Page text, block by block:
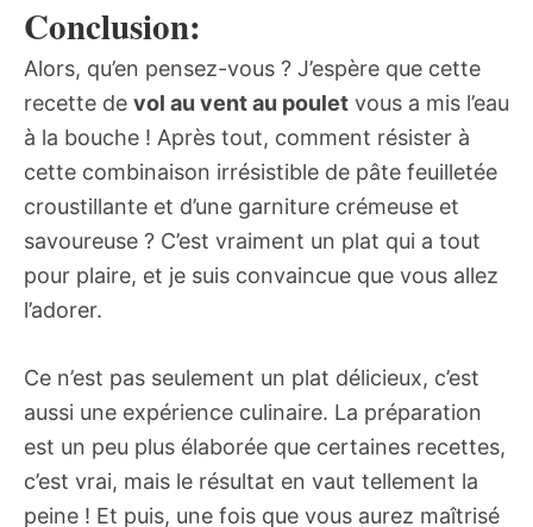
Conclusion:
Alors, qu’en pensez-vous ? J’espère que cette
recette de vol au vent au poulet vous a mis l’eau
à la bouche ! Après tout, comment résister à
cette combinaison irrésistible de pâte feuilletée
croustillante et d’une garniture crémeuse et
savoureuse ? C’est vraiment un plat qui a tout
pour plaire, et je suis convaincue que vous allez
l’adorer.
Ce n’est pas seulement un plat délicieux, c’est
aussi une expérience culinaire. La préparation
est un peu plus élaborée que certaines recettes,
c’est vrai, mais le résultat en vaut tellement la
peine ! Et puis, une fois que vous aurez maîtrisé